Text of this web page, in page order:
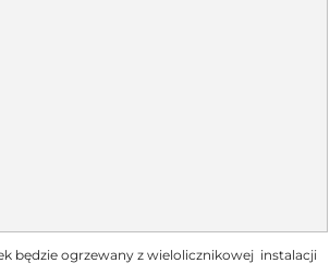
będzie ogrzewany z wielolicznikowej instalacji